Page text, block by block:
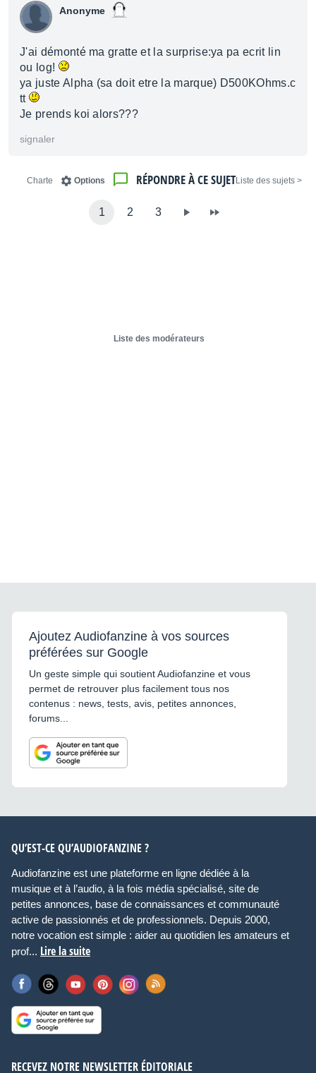
Anonyme
J'ai démonté ma gratte et la surprise:ya pa ecrit lin
ou log!
ya juste Alpha (sa doit etre la marque) D500KOhms.c
tt
Je prends koi alors???
signaler
< Liste des sujets
RÉPONDRE À CE SUJET
Options
Charte
1 2 3
Liste des modérateurs
Ajoutez Audiofanzine à vos sources
préférées sur Google
Un geste simple qui soutient Audiofanzine et vous
permet de retrouver plus facilement tous nos
contenus : news, tests, avis, petites annonces,
forums...
QU’EST-CE QU’AUDIOFANZINE ?
Audiofanzine est une plateforme en ligne dédiée à la
musique et à l’audio, à la fois média spécialisé, site de
petites annonces, base de connaissances et communauté
active de passionnés et de professionnels. Depuis 2000,
notre vocation est simple : aider au quotidien les amateurs et
prof... Lire la suite
RECEVEZ NOTRE NEWSLETTER ÉDITORIALE